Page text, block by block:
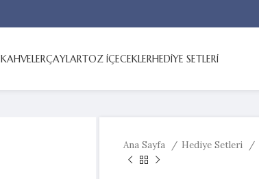
KAHVELERÇAYLARTOZ İÇECEKLERHEDİYE SETLERİ
Ana Sayfa Hediye Setleri